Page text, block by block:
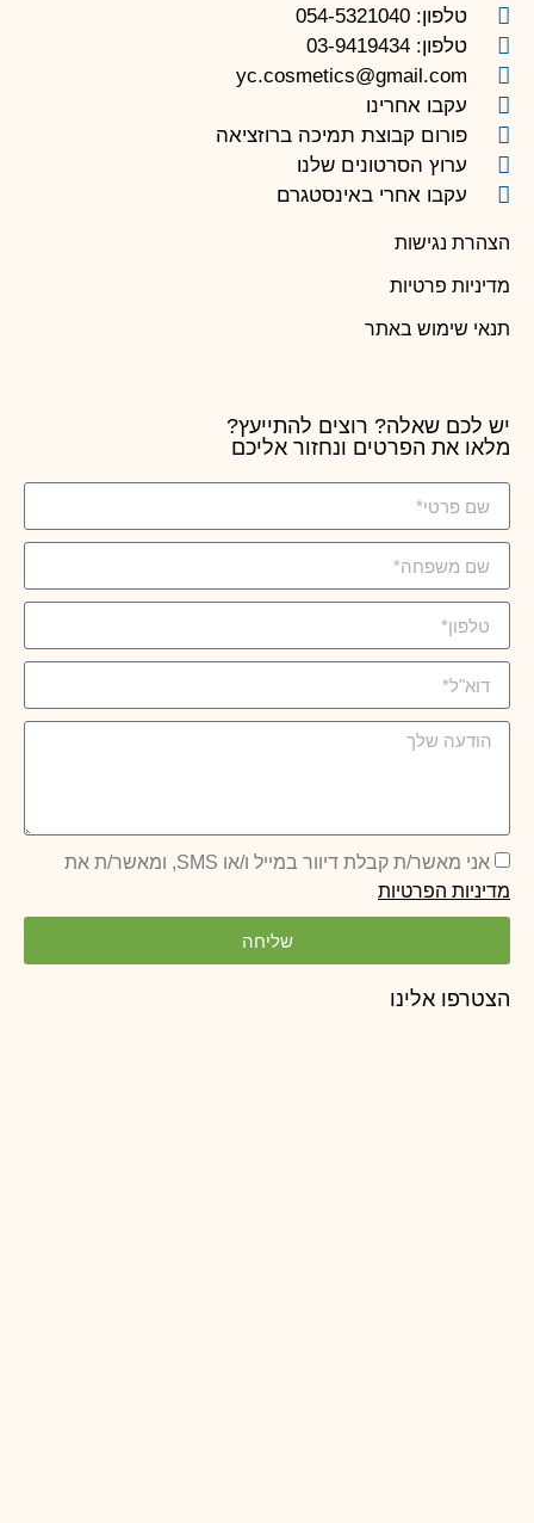
טלפון: 054-5321040
טלפון: 03-9419434
yc.cosmetics@gmail.com
עקבו אחרינו
פורום קבוצת תמיכה ברוזציאה
ערוץ הסרטונים שלנו
עקבו אחרי באינסטגרם
הצהרת נגישות
מדיניות פרטיות
תנאי שימוש באתר
יש לכם שאלה? רוצים להתייעץ?
מלאו את הפרטים ונחזור אליכם
אני מאשר/ת קבלת דיוור במייל ו/או SMS, ומאשר/ת את
מדיניות הפרטיות
שליחה
הצטרפו אלינו